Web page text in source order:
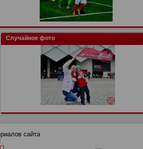
Случайное фото
сайта